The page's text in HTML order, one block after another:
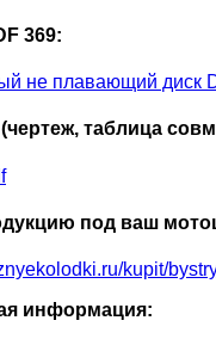
369:
не плавающий диск
таблица
под ваш
kupit/
информация: